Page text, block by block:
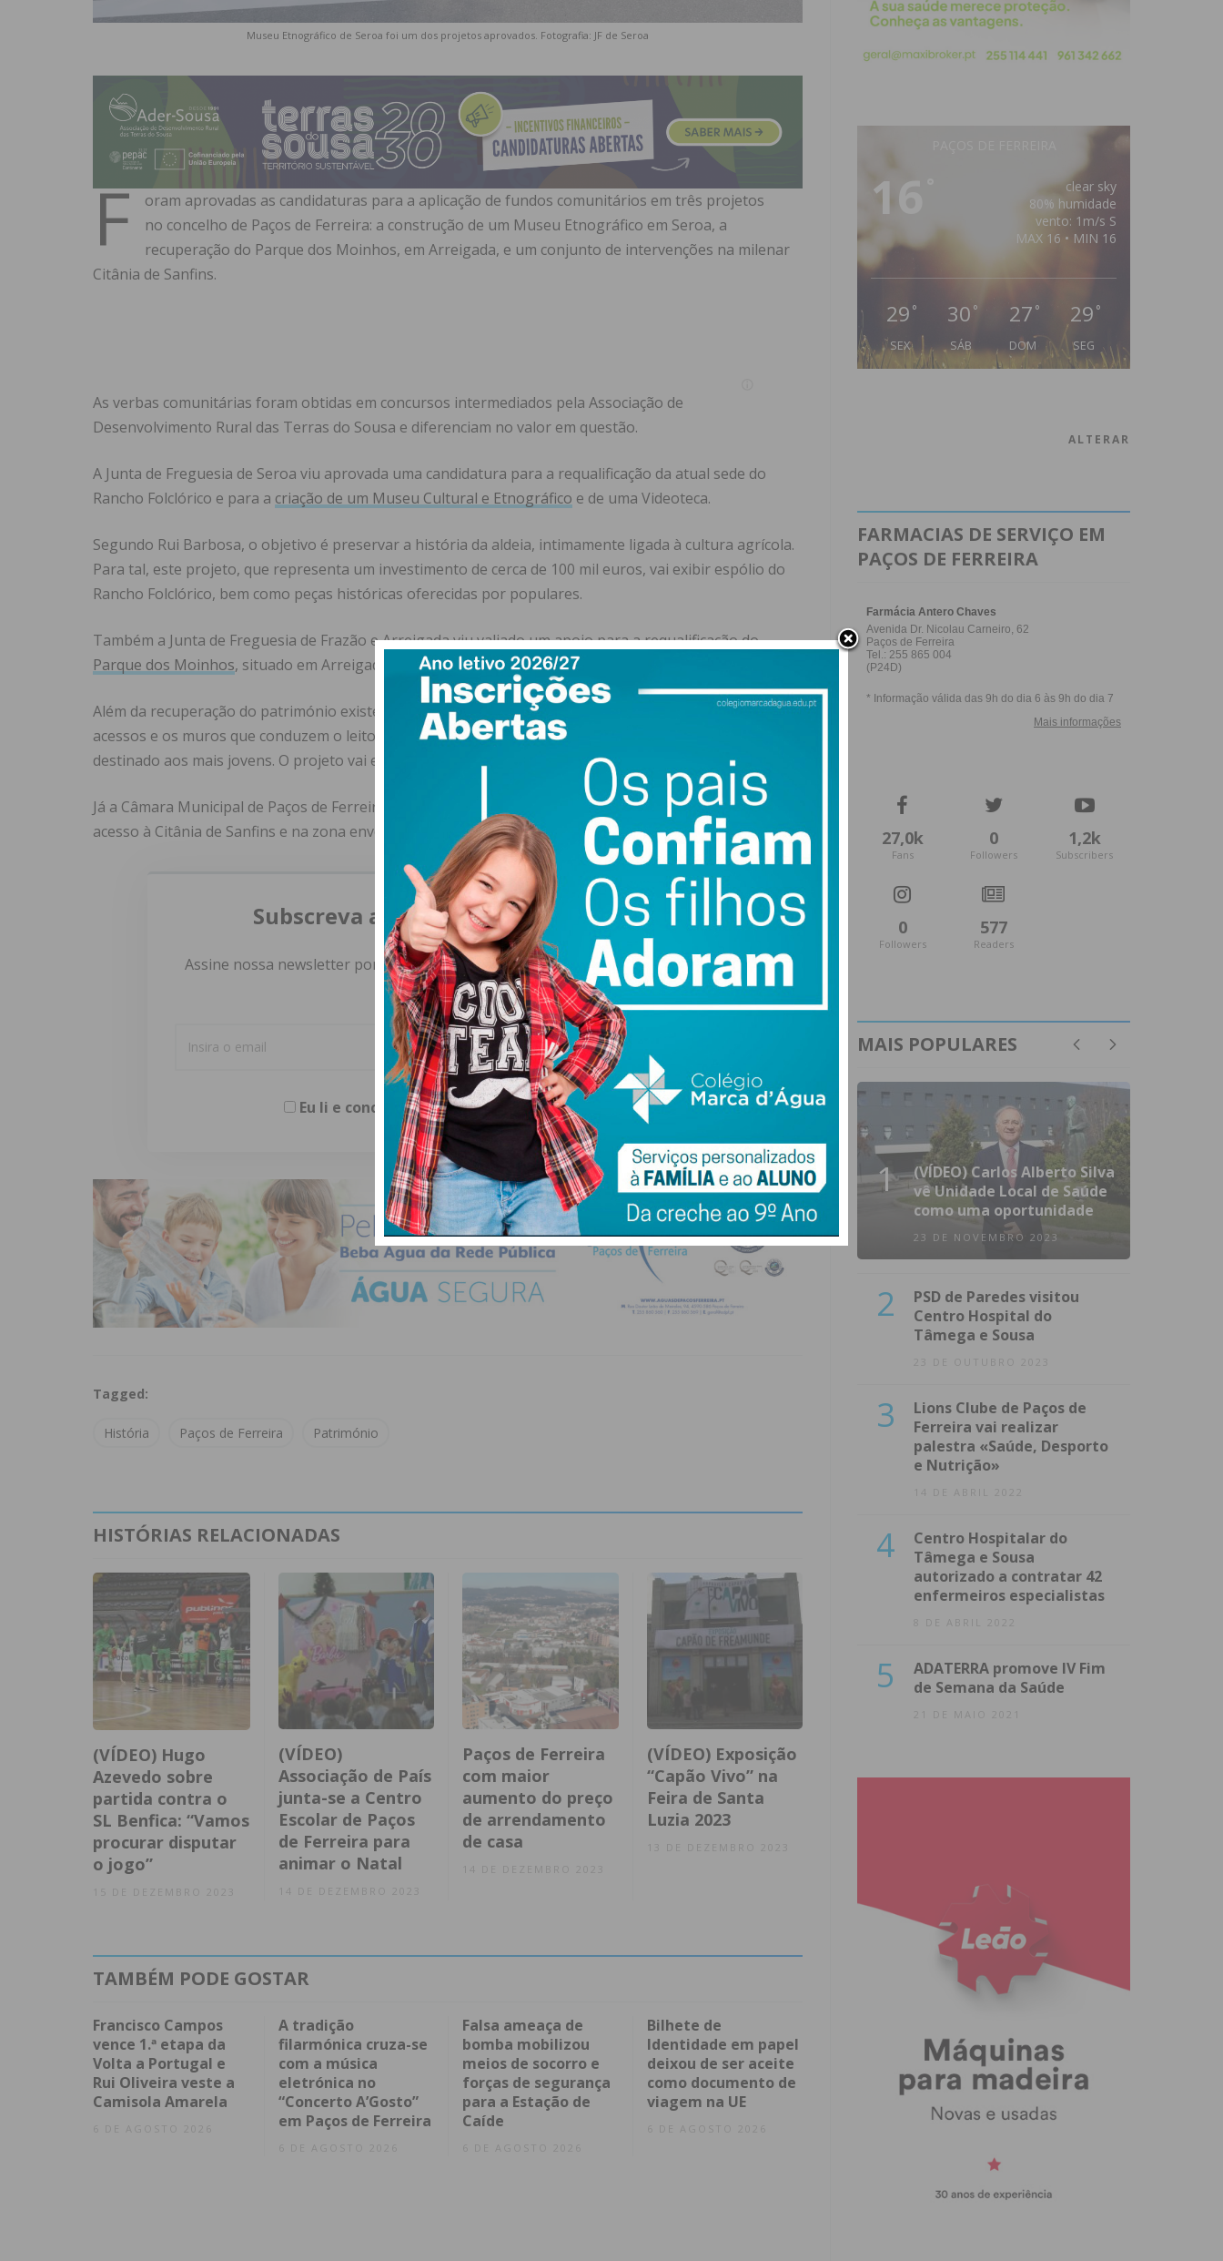
Museu Etnográfico de Seroa foi um dos projetos aprovados. Fotografia: JF de Seroa
F
oram aprovadas as candidaturas para a aplicação de fundos comunitários em três projetos
no concelho de Paços de Ferreira: a construção de um Museu Etnográfico em Seroa, a
recuperação do Parque dos Moinhos, em Arreigada, e um conjunto de intervenções na milenar
Citânia de Sanfins.
As verbas comunitárias foram obtidas em concursos intermediados pela Associação de
Desenvolvimento Rural das Terras do Sousa e diferenciam no valor em questão.
A Junta de Freguesia de Seroa viu aprovada uma candidatura para a requalificação da atual sede do
Rancho Folclórico e para a criação de um Museu Cultural e Etnográfico e de uma Videoteca.
Segundo Rui Barbosa, o objetivo é preservar a história da aldeia, intimamente ligada à cultura agrícola.
Para tal, este projeto, que representa um investimento de cerca de 100 mil euros, vai exibir espólio do
Rancho Folclórico, bem como peças históricas oferecidas por populares.
Também a Junta de Freguesia de Frazão e Arreigada viu valiado um apoio para a requalificação do
Parque dos Moinhos, situado em Arreigada.
Além da recuperação do património existente no local, a Junta de Freguesia pretende melhorar os
acessos e os muros que conduzem o leito do rio e criar um museu sobre o ciclo do pão, especialmente
destinado aos mais jovens. O projeto vai exigir um investimento de 132.965,50€, financiado a 85%.
Já a Câmara Municipal de Paços de Ferreira recebeu “luz verde” para a dinamização de intervenções no
acesso à Citânia de Sanfins e na zona envolvente.
Subscreva a newsletter do Imediato
Assine nossa newsletter por e-mail e obtenha de forma regular a informação
atualizada.
Eu li e concordo com ostermos e condições
Tagged:
História Paços de Ferreira Património
HISTÓRIAS RELACIONADAS
(VÍDEO) Hugo
Azevedo sobre
partida contra o
SL Benfica: “Vamos
procurar disputar
o jogo”
(VÍDEO)
Associação de País
junta-se a Centro
Escolar de Paços
de Ferreira para
animar o Natal
14 DE DEZEMBRO 2023
Paços de Ferreira
com maior
aumento do preço
de arrendamento
de casa
14 DE DEZEMBRO 2023
(VÍDEO) Exposição
“Capão Vivo” na
Feira de Santa
Luzia 2023
TAMBÉM PODE GOSTAR
Francisco Campos
vence 1.ª etapa da
Volta a Portugal e
Rui Oliveira veste a
Camisola Amarela
6 DE AGOSTO 2026
A tradição
filarmónica cruza-se
com a música
eletrónica no
“Concerto A’Gosto”
em Paços de Ferreira
6 DE AGOSTO 2026
Falsa ameaça de
bomba mobilizou
meios de socorro e
forças de segurança
para a Estação de
Caíde
6 DE AGOSTO 2026
Bilhete de
Identidade em papel
deixou de ser aceite
como documento de
viagem na UE
6 DE AGOSTO 2026
16
clear sky
80% humidade
vento: 1m/s S
MAX 16 • MIN 16
29 °
SEX
30 °
SÁB
27 °
DOM
29 °
SEG
ALTERAR
FARMACIAS DE SERVIÇO EM
PAÇOS DE FERREIRA
27,0k
Fans
0
Followers
1,2k
Subscribers
0
Followers
577
Readers
MAIS POPULARES
1
(VÍDEO) Carlos Alberto Silva
vê Unidade Local de Saúde
como uma oportunidade
23 DE NOVEMBRO 2023
2
PSD de Paredes visitou
Centro Hospital do
Tâmega e Sousa
23 DE OUTUBRO 2023
3
Lions Clube de Paços de
Ferreira vai realizar
palestra «Saúde, Desporto
e Nutrição»
14 DE ABRIL 2022
4
Centro Hospitalar do
Tâmega e Sousa
autorizado a contratar 42
enfermeiros especialistas
8 DE ABRIL 2022
5
ADATERRA promove IV Fim
de Semana da Saúde
21 DE MAIO 2021